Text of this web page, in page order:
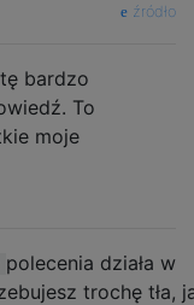
źródło
bardzo
To
moje
polecenia działa w
trochę tła,